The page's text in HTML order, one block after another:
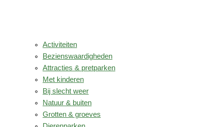
Activiteiten
Bezienswaardigheden
Attracties & pretparken
Met kinderen
Bij slecht weer
Natuur & buiten
Grotten & groeves